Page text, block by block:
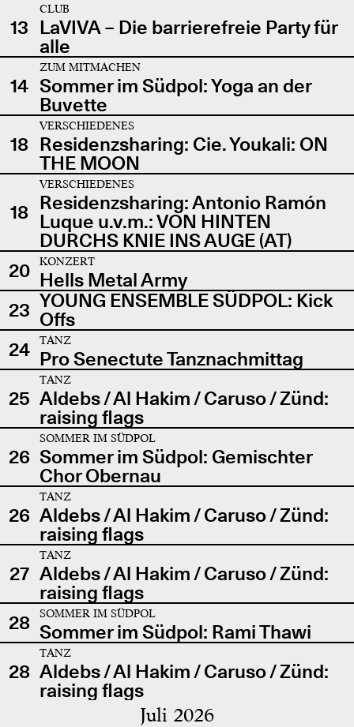
13
CLUB
LaVIVA – Die barrierefreie Party für
alle
14
ZUM MITMACHEN
Sommer im Südpol: Yoga an der
Buvette
18
VERSCHIEDENES
Residenzsharing: Cie. Youkali: ON
THE MOON
18
VERSCHIEDENES
Residenzsharing: Antonio Ramón
Luque u.v.m.: VON HINTEN
DURCHS KNIE INS AUGE (AT)
20
KONZERT
Hells Metal Army
23 YOUNG ENSEMBLE SÜDPOL: Kick
Offs
24
TANZ
Pro Senectute Tanznachmittag
25
TANZ
Aldebs / Al Hakim / Caruso / Zünd:
raising flags
26
SOMMER IM SÜDPOL
Sommer im Südpol: Gemischter
Chor Obernau
26
TANZ
Aldebs / Al Hakim / Caruso / Zünd:
raising flags
27
TANZ
Aldebs / Al Hakim / Caruso / Zünd:
raising flags
28
SOMMER IM SÜDPOL
Sommer im Südpol: Rami Thawi
28
TANZ
Aldebs / Al Hakim / Caruso / Zünd:
raising flags
Juli 2026